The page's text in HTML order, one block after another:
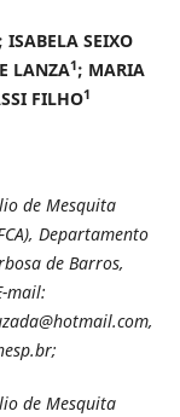
; ISABELA SEIXO
LANZA1; MARIA
FILHO1
de Mesquita
Departamento
de Barros,
mail:
de Mesquita